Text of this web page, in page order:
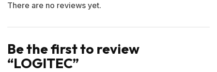
There are no reviews yet.
Be the first to review
“LOGITEC”